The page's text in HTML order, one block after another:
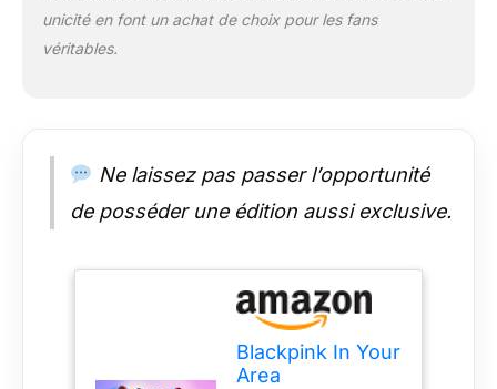
unicité en font un achat de choix pour les fans
véritables.
Ne laissez pas passer l’opportunité
de posséder une édition aussi exclusive.
Blackpink In Your
Area